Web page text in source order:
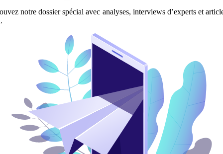
notre dossier spécial avec analyses, interviews d’experts et